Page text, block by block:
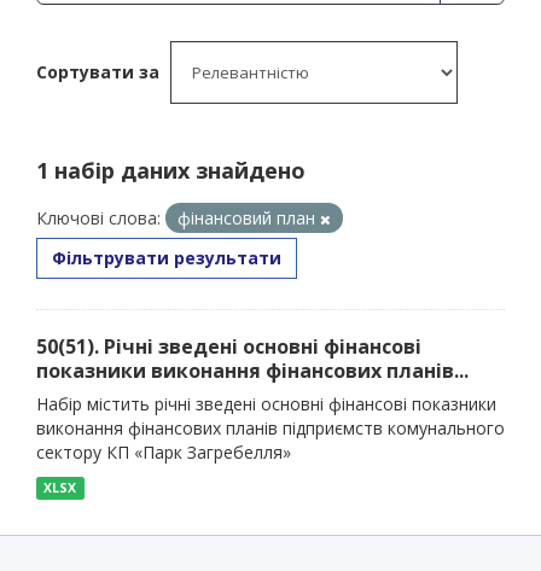
Сортувати за
1 набір даних знайдено
Ключові слова:
фінансовий план
Фільтрувати результати
50(51). Річні зведені основні фінансові
показники виконання фінансових планів...
Набір містить річні зведені основні фінансові показники
виконання фінансових планів підприємств комунального
сектору КП «Парк Загребелля»
XLSX